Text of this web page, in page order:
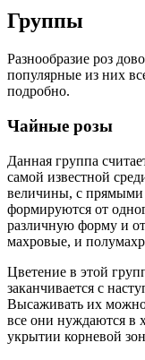
Группы
Разнообразие роз
популярные из них
подробно.
Чайные розы
Данная группа
самой известной
величины, с
формируются от
различную форму и
махровые, и
Цветение в этой
заканчивается с
Высаживать их
все они нуждаются в
укрытии корневой